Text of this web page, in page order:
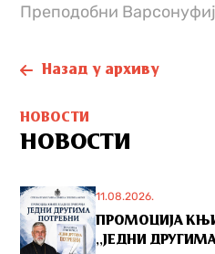
Преподобни
Назад у архиву
НОВОСТИ
НОВОСТИ
11.08.2026.
ПРОМОЦИЈА
,,ЈЕДНИ